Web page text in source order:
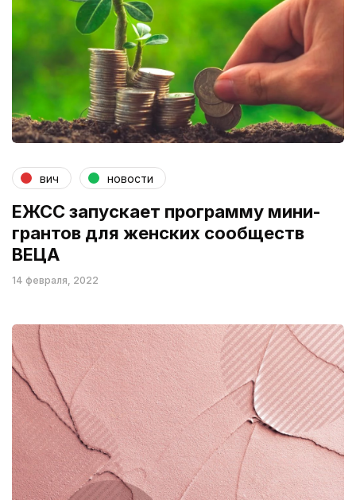
вич новости
ЕЖСС запускает программу мини-
грантов для женских сообществ
ВЕЦА
14 февраля, 2022